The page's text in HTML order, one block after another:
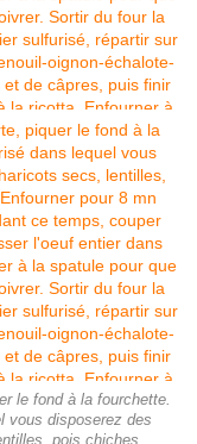
le fond à la fourchette.
vous disposerez des
pois chiches,